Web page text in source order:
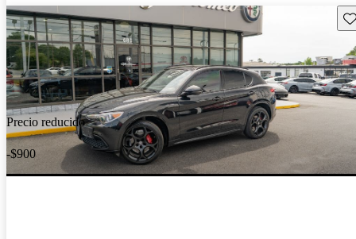
Precio reducido
-$900